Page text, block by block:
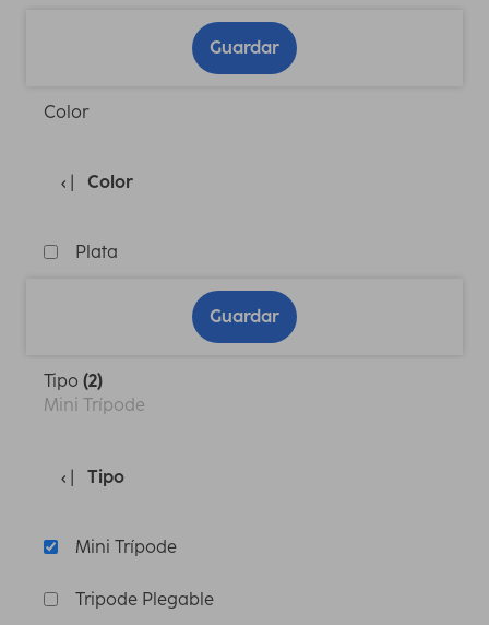
Guardar
Color
Color
Plata
Guardar
Tipo (2)
Mini Trípode
Tipo
Mini Trípode
Tripode Plegable